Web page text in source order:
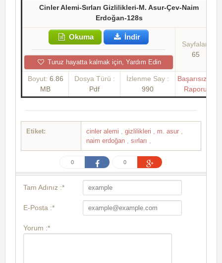
Cinler Alemi-Sırları Gizlilikleri-M. Asur-Çev-Naim
Erdoğan-128s
Okuma İndir
Turuz hayatta kalmak için, Yardım Edin
Sayfalar:
65
Boyut: 6.86
MB
Dosya Türü :
Pdf
İzlenme Say :
990
Başarısızlık
Raporu
Etiket: cinler alemi gizlilikleri m. asur
naim erdoğan
sırları
0 0
Tam Adınız :*
E-Posta :*
Yorum :*